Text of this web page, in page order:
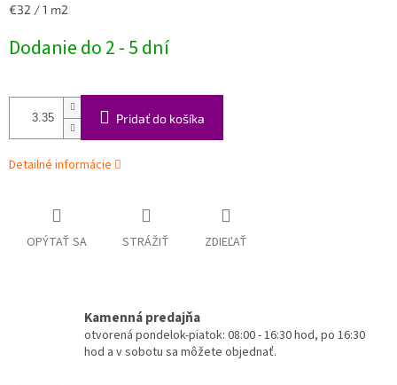
Jednotková
€32 / 1 m2
Dodanie do 2 - 5 dní
Pridať do košíka
Detailné informácie
OPÝTAŤ SA STRÁŽIŤ ZDIEĽAŤ
Kamenná predajňa
otvorená pondelok-piatok: 08:00 - 16:30 hod, po 16:30
hod a v sobotu sa môžete objednať.